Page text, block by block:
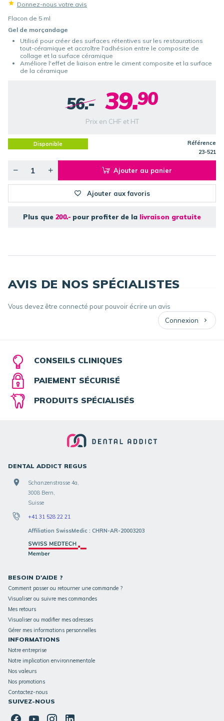
Donnez-nous votre avis
Flacon de 5 ml
Gel de morçandage
Utilisé pour créer des surfaces rétentives sur les restaurations
tout-céramique et accroître l'adhésion entre le composite de
collage et la surface céramique
Améliore l'effet de liaison entre le ciment composite et la surface
de la céramique
56.- 39.90
Prix en CHF et HT
Disponible
Référence
23-521
Ajouter au panier
Ajouter aux favoris
Plus que 200.- pour profiter de la livraison gratuite
AVIS DE NOS SPÉCIALISTES
Vous devez être connecté pour pouvoir écrire un avis
Connexion
CONSEILS CLINIQUES
PAIEMENT SÉCURISÉ
PRODUITS SPÉCIALISÉS
DENTAL ADDICT REGUS
Schanzenstrasse 4a,
3008 Bern,
Suisse
+41 31 528 22 21
Affiliation SwissMedic : CHRN-AR-20003203
BESOIN D'AIDE ?
Comment passer ou retourner une commande ?
Visualiser ou suivre mes commandes
Mes retours
Visualiser ou modifier mes adresses
Gérer mes informations personnelles
INFORMATIONS
Notre entreprise
Notre implication environnementale
Nos valeurs
Nos promotions
Contactez-nous
SUIVEZ-NOUS